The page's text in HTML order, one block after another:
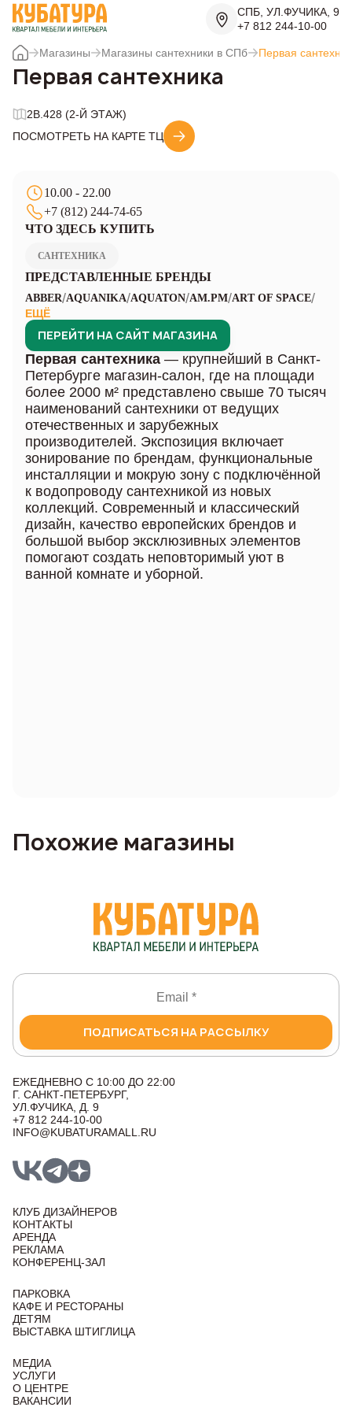
СПБ, УЛ.ФУЧИКА, 9
+7 812 244-10-00
Магазины Магазины сантехники в СПб Первая
Первая сантехника
2B.428 (2-Й ЭТАЖ)
ПОСМОТРЕТЬ НА КАРТЕ ТЦ
10.00 - 22.00
+7 (812) 244-74-65
ЧТО ЗДЕСЬ КУПИТЬ
САНТЕХНИКА
ПРЕДСТАВЛЕННЫЕ БРЕНДЫ
ABBER/AQUANIKA/AQUATON/AM.PM/ART OF SPACE/
ЕЩЁ
ПЕРЕЙТИ НА САЙТ МАГАЗИНА
Первая сантехника — крупнейший в Санкт-
Петербурге магазин-салон, где на площади
более 2000 м² представлено свыше 70 тысяч
наименований сантехники от ведущих
отечественных и зарубежных
производителей. Экспозиция включает
зонирование по брендам, функциональные
инсталляции и мокрую зону с подключённой
к водопроводу сантехникой из новых
коллекций. Современный и классический
дизайн, качество европейских брендов и
большой выбор эксклюзивных элементов
помогают создать неповторимый уют в
ванной комнате и уборной.
Похожие магазины
ПОДПИСАТЬСЯ НА РАССЫЛКУ
ЕЖЕДНЕВНО С 10:00 ДО 22:00
Г. САНКТ-ПЕТЕРБУРГ,
УЛ.ФУЧИКА, Д. 9
+7 812 244-10-00
INFO@KUBATURAMALL.RU
КЛУБ ДИЗАЙНЕРОВ
КОНТАКТЫ
АРЕНДА
РЕКЛАМА
КОНФЕРЕНЦ-ЗАЛ
ПАРКОВКА
КАФЕ И РЕСТОРАНЫ
ДЕТЯМ
ВЫСТАВКА ШТИГЛИЦА
МЕДИА
УСЛУГИ
О ЦЕНТРЕ
ВАКАНСИИ